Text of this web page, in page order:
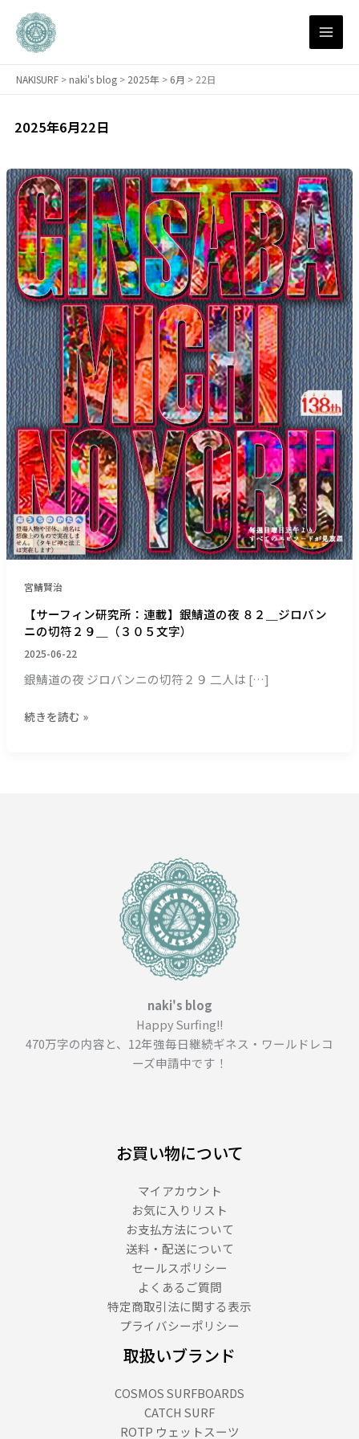
NAKISURF > naki's blog > 2025年 > 6月 > 22日
2025年6月22日
宮鯖賢治
【サーフィン研究所：連載】銀鯖道の夜 ８２＿ジロバン
ニの切符２９＿（３０５文字）
2025-06-22
銀鯖道の夜 ジロバンニの切符２９ 二人は […]
【サ
ー
フ
ィ
ン
研
究
所：
連
載】
銀
鯖
道
の
夜
８
２
＿
ジ
ロ
バ
ン
ニ
切
符
２
９
（３
続きを読む »
naki's blog
Happy Surfing!!
470万字の内容と、12年強毎日継続ギネス・ワールドレコ
ーズ申請中です！
お買い物について
マイアカウント
お気に入りリスト
お支払方法について
送料・配送について
セールスポリシー
よくあるご質問
特定商取引法に関する表示
プライバシーポリシー
取扱いブランド
COSMOS SURFBOARDS
CATCH SURF
ROTP ウェットスーツ